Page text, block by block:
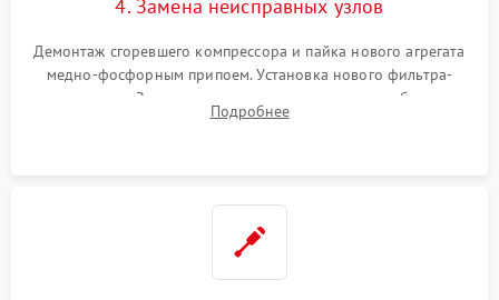
4. Замена неисправных узлов
Демонтаж сгоревшего компрессора и пайка нового агрегата
медно-фосфорным припоем. Установка нового фильтра-
осушителя. Замена изношенных вентиляторов обдува,
сломанных заслонок или поврежденных дверных петель.
Подробнее